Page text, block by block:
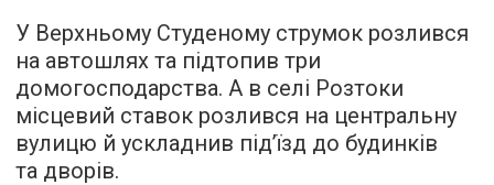
У Верхньому Студеному струмок розлився
на автошлях та підтопив три
домогосподарства. А в селі Розтоки
місцевий ставок розлився на центральну
вулицю й ускладнив під’їзд до будинків
та дворів.